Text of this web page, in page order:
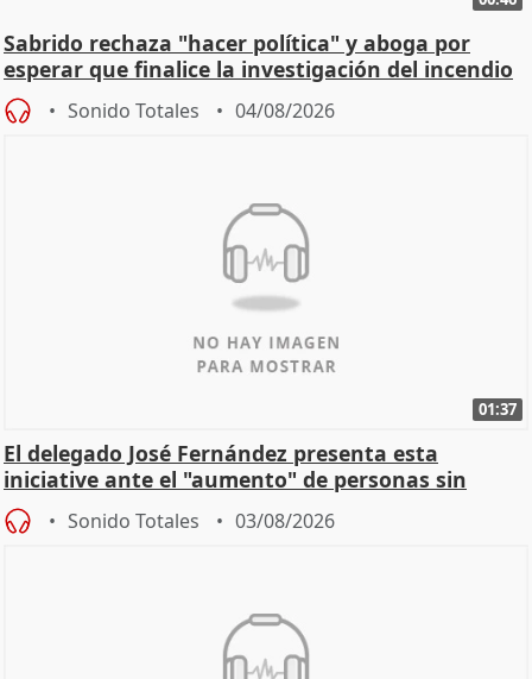
Sabrido rechaza "hacer política" y aboga por
esperar que finalice la investigación del incendio
Sonido Totales 04/08/2026
01:37
El delegado José Fernández presenta esta
iniciative ante el "aumento" de personas sin
hogar en Madri
Sonido Totales 03/08/2026